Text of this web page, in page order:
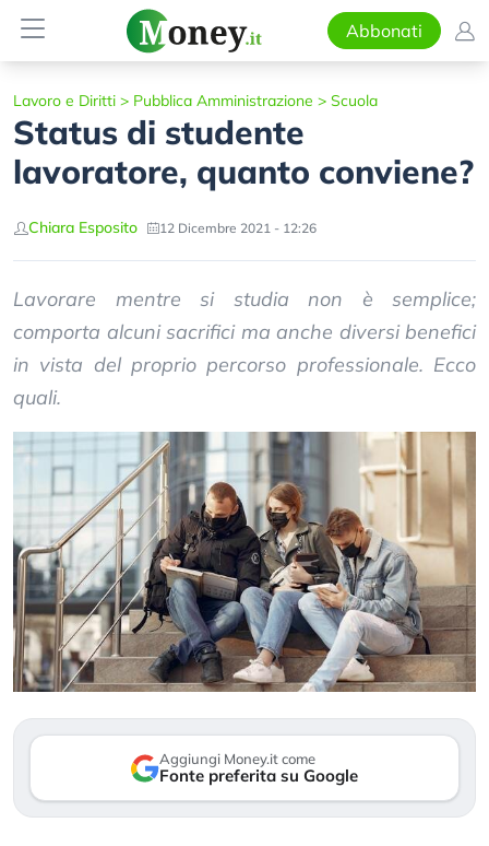
Abbonati
Lavoro e Diritti > Pubblica Amministrazione > Scuola
Status di studente
lavoratore, quanto conviene?
Chiara Esposito 12 Dicembre 2021 - 12:26
Lavorare mentre si studia non è semplice;
comporta alcuni sacrifici ma anche diversi benefici
in vista del proprio percorso professionale. Ecco
quali.
Aggiungi Money.it come
Fonte preferita su Google